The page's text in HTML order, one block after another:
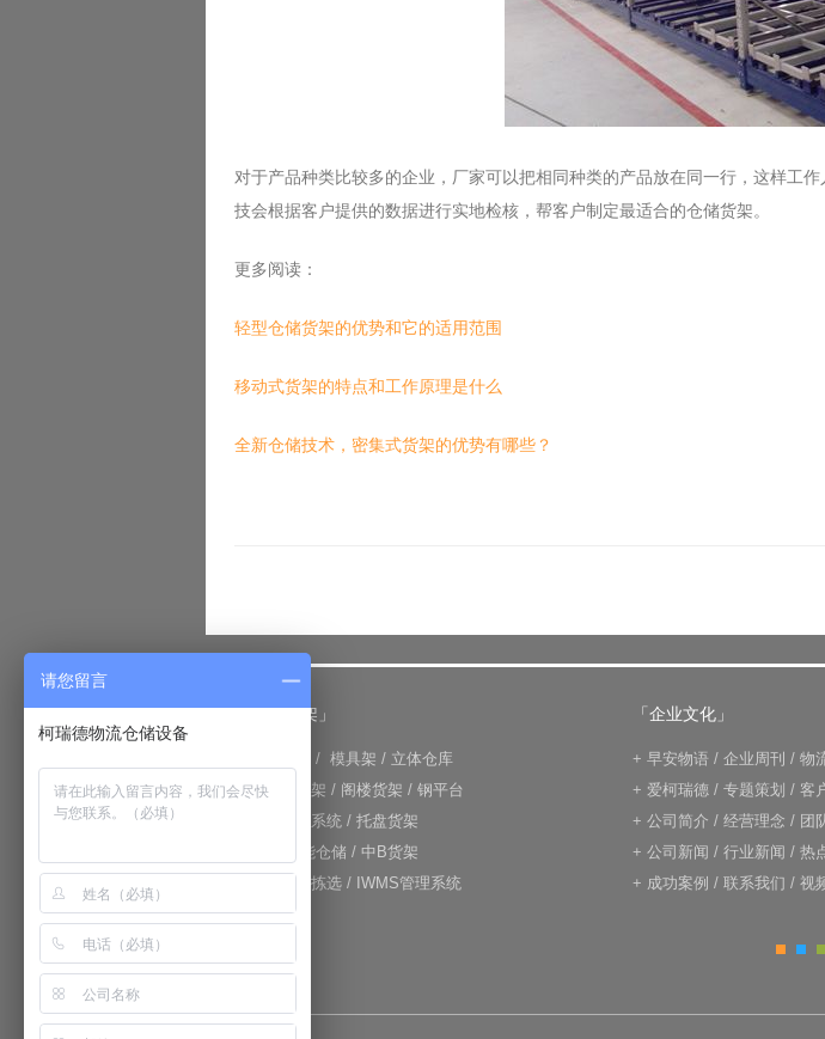
对于产品种类比较多的企业，厂家可以把相同种类的产品放在同一行，这样工
技会根据客户提供的数据进行实地检核，帮客户制定最适合的仓储货架。
更多阅读：
轻型仓储货架的优势和它的适用范围
移动式货架的特点和工作原理是什么
全新仓储技术，密集式货架的优势有哪些？
「仓储货架」
/ 模具架 / 立体仓库
+重力式货架 / 阁楼货架 / 钢平台
仓库输送系统 / 托盘货架
RFID智能仓储 / 中B货架
电子标签拣选 / IWMS管理系统
「企业文化」
+ 早安物语 / 企业周刊 / 物
+ 爱柯瑞德 / 专题策划 / 客
+ 公司简介 / 经营理念 / 团
+ 公司新闻 / 行业新闻 / 热
+ 成功案例 / 联系我们 / 视
请您留言
柯瑞德物流仓储设备